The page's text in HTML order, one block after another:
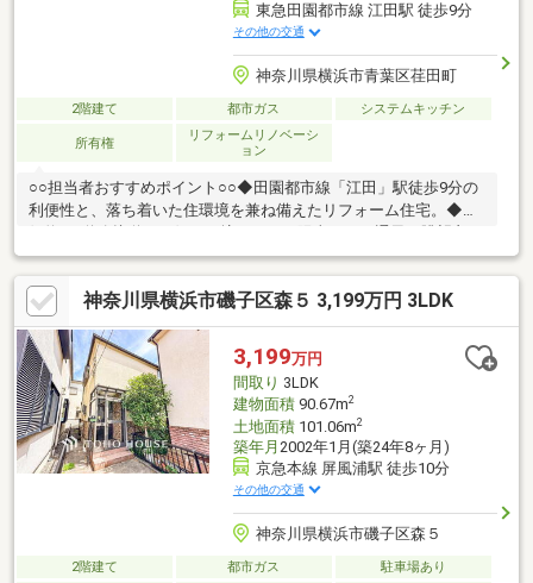
東急田園都市線 江田駅 徒歩9分
その他の交通
神奈川県横浜市青葉区荏田町
2階建て 都市ガス システムキッチン
所有権
リフォームリノベーシ
ョン
○○担当者おすすめポイント○○◆田園都市線「江田」駅徒歩9分の
利便性と、落ち着いた住環境を兼ね備えたリフォーム住宅。◆東
好。開放感あふれる住まいです。◆カースペース付きで、お車を
お持ちのご家庭にも便利な設計。◆前面道路からフラットにアプ
ローチでき、毎日の移動もスムーズです。◆2018年9月リノベー
ション実施済み。室内は手直しの負担が少なく、そのままお住ま
いいただけます。◆周辺は閑静な住宅街のため、子育て世帯にも
おすすめの住環境です。【ライフインフォメーション】・荏田小
学校：約800m・荏田南中学校：約1900m
神奈川県横浜市磯子区森５ 3,199万円 3LDK
3,199万円
間取り 3LDK
建物面積90.67m2
土地面積101.06m2
築年月 2002年1月(築24年8ヶ月)
京急本線 屏風浦駅 徒歩10分
その他の交通
神奈川県横浜市磯子区森５
2階建て 都市ガス
駐車場あり